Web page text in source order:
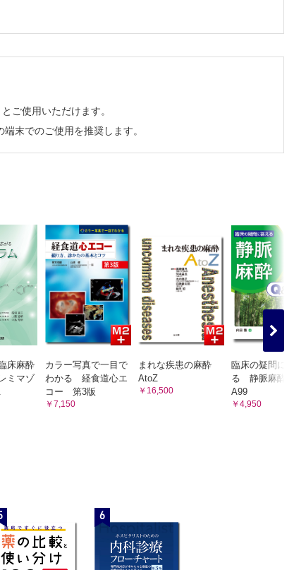
義浩，天谷文昌）
ご使用いただけます。
末でのご使用を推奨します。
床麻酔
ミマゾ
カラー写真で一目で
わかる 経食道心エ
コー 第3版
￥7,150
まれな疾患の麻酔
AtoZ
￥16,500
臨床の疑問に
る 静脈麻酔
A99
￥4,950
6